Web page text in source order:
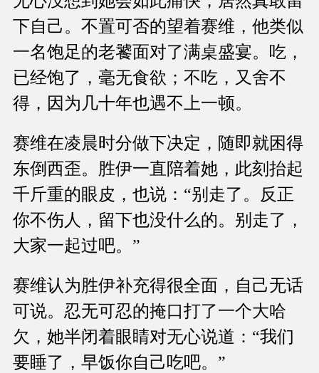
下自己。不置可否的望着赛维，他类似
一名饱足的老饕面对了满桌盛宴。吃，
已经饱了，毫无食欲；不吃，又舍不
得，因为几十年也遇不上一顿。
赛维在凌晨时分做下决定，随即就困得
东倒西歪。胜伊一直陪着她，此刻抬起
千斤重的眼皮，也说：“别走了。反正
你不伤人，留下也没什么的。别走了，
大家一起过吧。”
赛维认为胜伊补充得很全面，自己无话
可说。忍无可忍的掩口打了一个大哈
欠，她半闭着眼睛对无心说道：“我们
要睡了，早饭你自己吃吧。”